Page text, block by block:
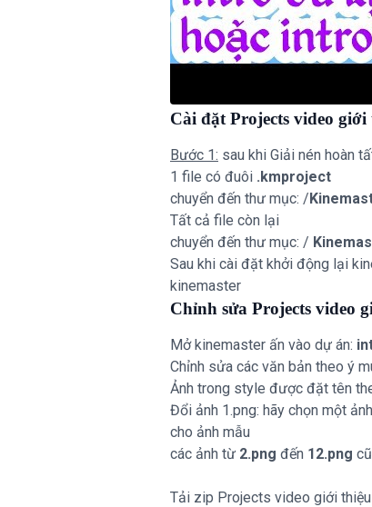
Cài đặt Projects video
Bước 1: sau khi Giải nén hoàn
1 file có đuôi .kmproject
chuyển đến thư mục: /
Tất cả file còn lại
chuyển đến thư mục: /
Sau khi cài đặt khởi động lại
kinemaster
Chỉnh sửa Projects video
Mở kinemaster ấn vào dự án:
Chỉnh sửa các văn bản theo ý
Ảnh trong style được đặt tên
Đổi ảnh 1.png: hãy chọn một
cho ảnh mẫu
các ảnh từ 2.png đến 12.png
Tải zip Projects video giới